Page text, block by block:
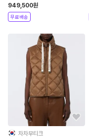
949,500원
무료배송
차차부티크